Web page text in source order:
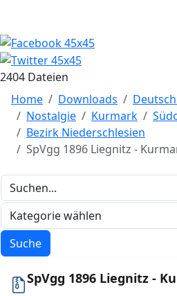
2404 Dateien
Home
Downloads
Nostalgie
Kurmark
Bezirk Niederschlesien
SpVgg 1896 Liegnitz -
SpVgg 1896 Liegnitz -